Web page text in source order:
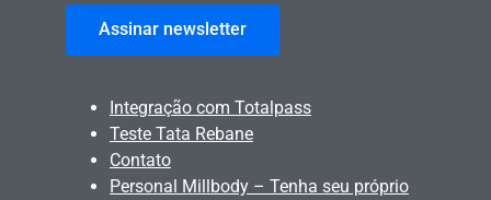
Assinar newsletter
Integração com Totalpass
Teste Tata Rebane
Contato
Personal Millbody – Tenha seu próprio